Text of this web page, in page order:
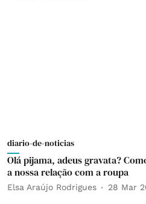
diario-de-noticias
Olá pijama, adeus gravata?
a nossa relação com a roupa
Elsa Araújo Rodrigues 28 Mar